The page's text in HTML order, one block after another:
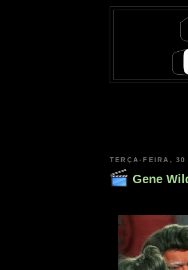
TERÇA-FEIRA, 30
Gene